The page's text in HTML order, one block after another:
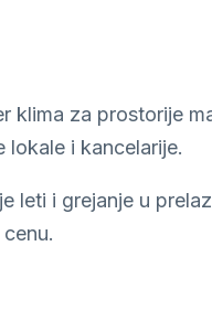
klima za prostorije
lokale i kancelarije.
leti i grejanje u